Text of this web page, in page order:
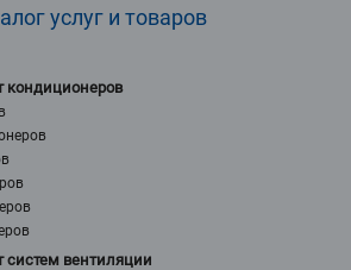
услуг и товаров
кондиционеров
вентиляции